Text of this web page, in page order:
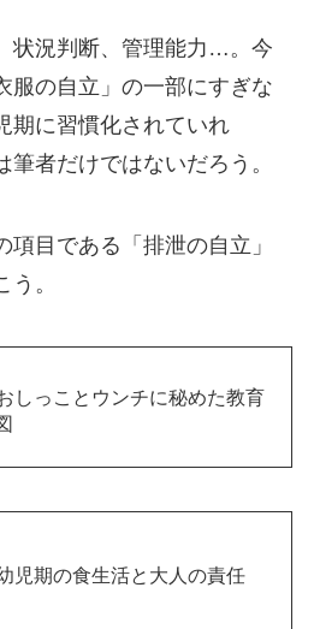
状況判断、管理能力…。今
服の自立」の一部にすぎな
期に習慣化されていれ
者だけではないだろう。
目である「排泄の自立」
。
しっことウンチに秘めた教育
児期の食生活と大人の責任